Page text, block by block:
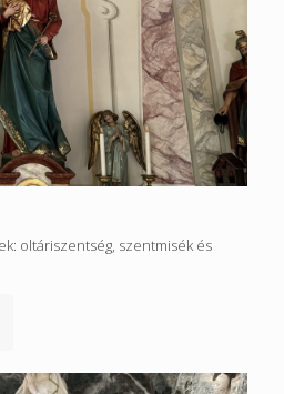
oltáriszentség, szentmisék és